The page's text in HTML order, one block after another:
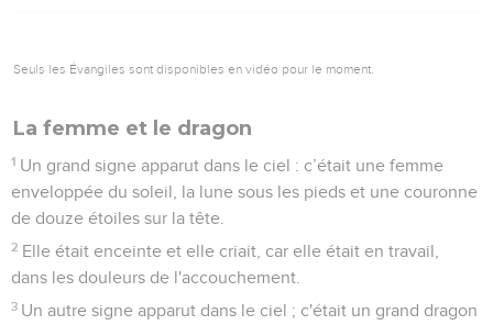
Seuls les Évangiles sont disponibles en vidéo pour le moment.
La femme et le dragon
1 Un grand signe apparut dans le ciel : c’était une femme
enveloppée du soleil, la lune sous les pieds et une couronne
de douze étoiles sur la tête.
2 Elle était enceinte et elle criait, car elle était en travail,
dans les douleurs de l'accouchement.
3 Un autre signe apparut dans le ciel ; c'était un grand dragon